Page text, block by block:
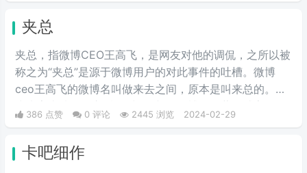
会内疚吗，来源于热图鹦鹉兄弟表
情包，火于知乎，该词也被《咬文
嚼字》评为2017年度十大流行语之
一，现在多用于聊天中的表情包。
夹总
夹总，指微博CEO王高飞，是网友对他的调侃，之所以被
称之为“夹总”是源于微博用户的对此事件的吐槽。微博
ceo王高飞的微博名叫做来去之间，原本是叫来总的。因
为称为“夹”，所以来去之间喜提夹总这一称号。
386 点赞 0 评论 2445 浏览 2024-02-29
卡吧细作